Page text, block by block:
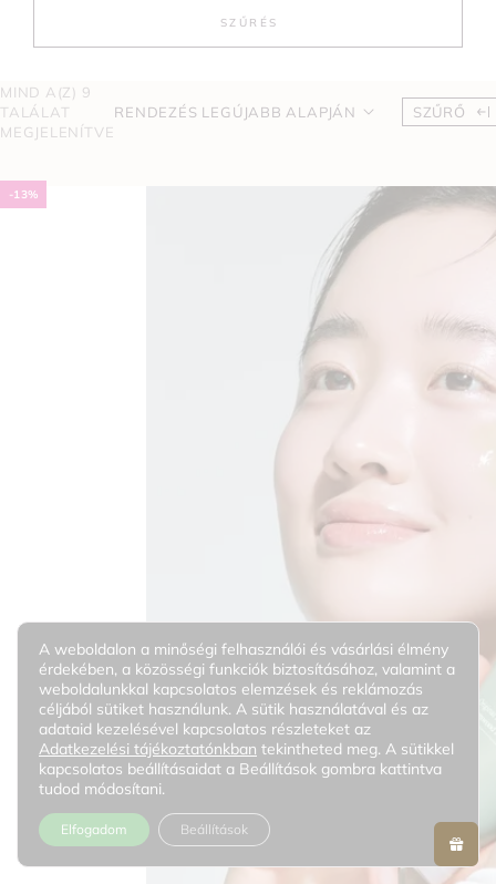
SZŰRÉS
MIND A(Z) 9
TALÁLAT
MEGJELENÍTVE
RENDEZÉS LEGÚJABB ALAPJÁN SZŰRŐ
-13%
A weboldalon a minőségi felhasználói és vásárlási élmény
érdekében, a közösségi funkciók biztosításához, valamint a
weboldalunkkal kapcsolatos elemzések és reklámozás
céljából sütiket használunk. A sütik használatával és az
adataid kezelésével kapcsolatos részleteket az
Adatkezelési tájékoztatónkban tekintheted meg. A sütikkel
kapcsolatos beállításaidat a Beállítások gombra kattintva
tudod módosítani.
Elfogadom Beállítások